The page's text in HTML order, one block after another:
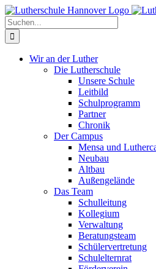
Zum
Inhalt
springen
Facebook
X
Instagram
Pinterest
Suche
nach:
Wir an der Luther
Die Lutherschule
Unsere Schule
Leitbild
Schulprogramm
Partner
Chronik
Der Campus
Mensa und
Neubau
Altbau
Außengelände
Das Team
Schulleitung
Kollegium
Verwaltung
Beratungsteam
Schülervertretung
Schulelternrat